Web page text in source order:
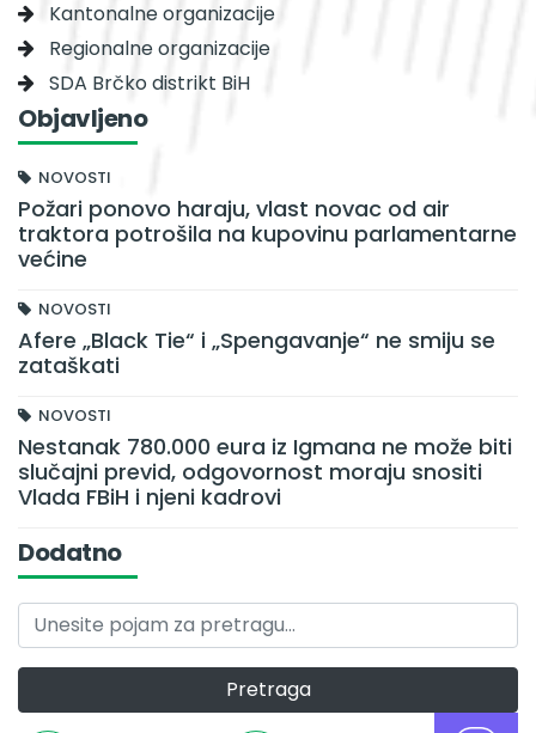
Kantonalne organizacije
Regionalne organizacije
SDA Brčko distrikt BiH
Objavljeno
NOVOSTI
Požari ponovo haraju, vlast novac od air
traktora potrošila na kupovinu parlamentarne
većine
NOVOSTI
Afere „Black Tie“ i „Spengavanje“ ne smiju se
zataškati
NOVOSTI
Nestanak 780.000 eura iz Igmana ne može biti
slučajni previd, odgovornost moraju snositi
Vlada FBiH i njeni kadrovi
Dodatno
Pretraga